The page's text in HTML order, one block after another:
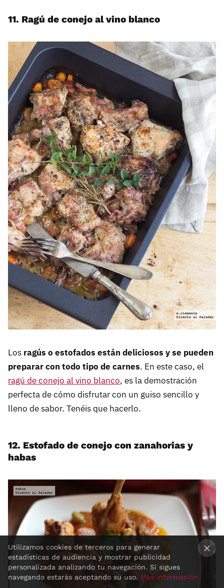
11. Ragú de conejo al vino blanco
Los ragús o estofados están deliciosos y se pueden
preparar con todo tipo de carnes. En este caso, el
ragú de conejo al vino blanco, es la demostración
perfecta de cómo disfrutar con un guiso sencillo y
lleno de sabor. Tenéis que hacerlo.
12. Estofado de conejo con zanahorias y
habas
Utilizamos cookies de terceros para generar
estadísticas de audiencia y mostrar publicidad
personalizada analizando tu navegación. Si sigues
navegando estarás aceptando su uso. Más información